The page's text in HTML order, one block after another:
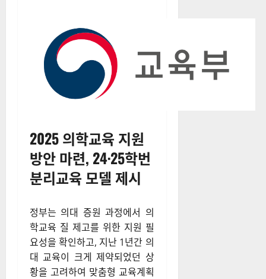
2025 의학교육 지원
방안 마련, 24·25학번
분리교육 모델 제시
정부는 의대 증원 과정에서 의
학교육 질 제고를 위한 지원 필
요성을 확인하고, 지난 1년간 의
대 교육이 크게 제약되었던 상
황을 고려하여 맞춤형 교육계획